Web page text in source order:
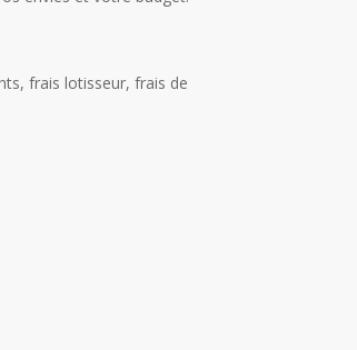
frais lotisseur, frais de